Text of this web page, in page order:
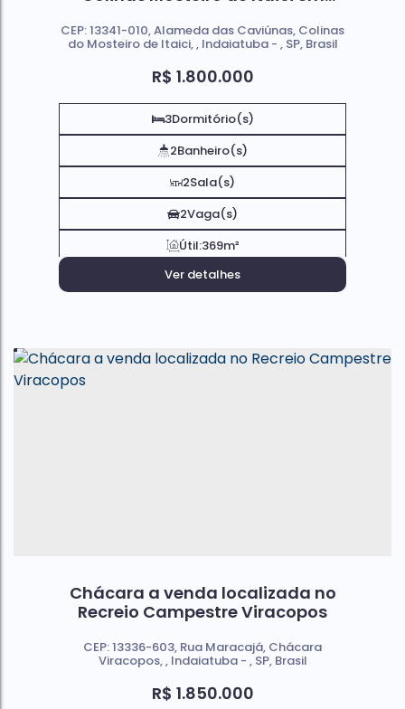
R$ 1.800.000
CEP: 13341-010,Alameda das Caviúnas, Colinas
do Mosteiro de Itaici , Indaiatuba , SP, Brasil
3Dormitório(s)
2Banheiro(s)
2Sala(s)
2Vaga(s)
Útil:369m²
Ver detalhes
Chácara a venda localizada no
Recreio Campestre Viracopos
R$ 1.850.000
CEP: 13336-603, Rua Maracajá, Chácara
Viracopos , Indaiatuba , SP, Brasil